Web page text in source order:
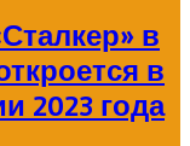
в
в
2023 года